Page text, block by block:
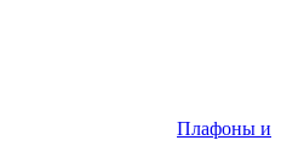
Плафоны и